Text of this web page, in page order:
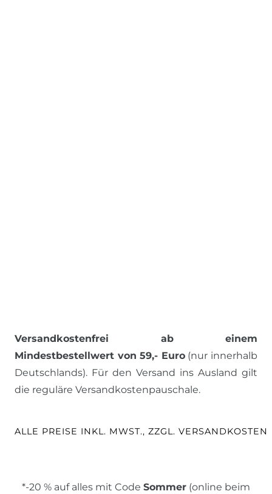
Versandkostenfrei ab einem
Mindestbestellwert von 59,- Euro(nur innerhalb
Deutschlands). Für den Versand ins Ausland gilt
die reguläre Versandkostenpauschale.
ALLE PREISE INKL. MWST., ZZGL. VERSANDKOSTEN
*-20 % auf alles mit Code Sommer (online beim